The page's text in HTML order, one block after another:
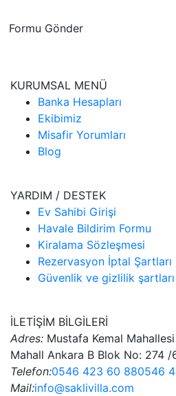
Formu Gönder
KURUMSAL MENÜ
Banka Hesapları
Ekibimiz
Misafir Yorumları
Blog
YARDIM / DESTEK
Ev Sahibi Girişi
Havale Bildirim Formu
Kiralama Sözleşmesi
Rezervasyon İptal Şartları
Güvenlik ve gizlilik şartları
İLETİŞİM BİLGİLERİ
Adres: Mustafa Kemal Mahallesi
Mahall Ankara B Blok No: 274
Telefon:0546 423 60 880546
Mail:info@saklivilla.com